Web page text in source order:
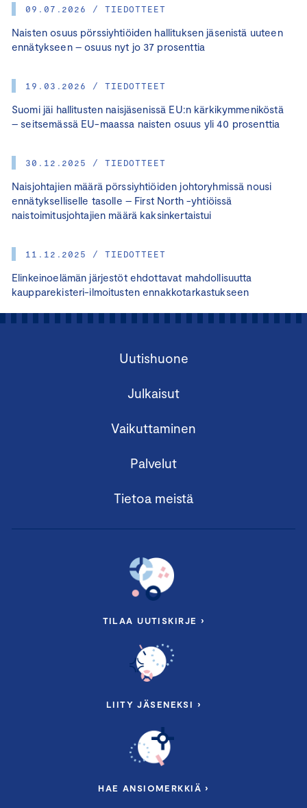
09.07.2026 / TIEDOTTEET
Naisten osuus pörssiyhtiöiden hallituksen jäsenistä uuteen
ennätykseen – osuus nyt jo 37 prosenttia
19.03.2026 / TIEDOTTEET
Suomi jäi hallitusten naisjäsenissä EU:n kärkikymmeniköstä
– seitsemässä EU-maassa naisten osuus yli 40 prosenttia
30.12.2025 / TIEDOTTEET
Naisjohtajien määrä pörssiyhtiöiden johtoryhmissä nousi
ennätykselliselle tasolle – First North -yhtiöissä
naistoimitusjohtajien määrä kaksinkertaistui
11.12.2025 / TIEDOTTEET
Elinkeinoelämän järjestöt ehdottavat mahdollisuutta
kaupparekisteri-ilmoitusten ennakkotarkastukseen
Uutishuone
Julkaisut
Vaikuttaminen
Palvelut
Tietoa meistä
TILAA UUTISKIRJE ›
LIITY JÄSENEKSI ›
HAE ANSIOMERKKIÄ ›